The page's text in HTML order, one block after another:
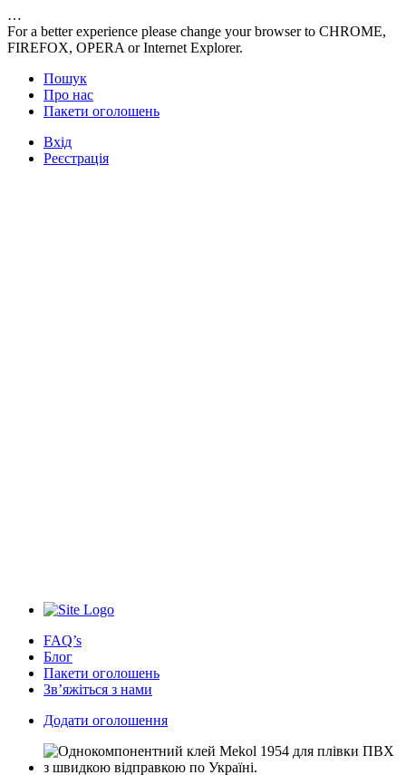
…
For a better experience please change your browser to CHROME,
FIREFOX, OPERA or Internet Explorer.
Пошук
Про нас
Пакети оголошень
Вхід
Реєстрація
FAQ’s
Блог
Пакети оголошень
Зв’яжіться з нами
Додати оголошення